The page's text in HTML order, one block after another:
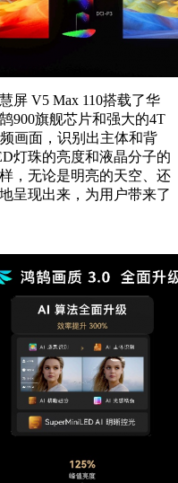
屏 V5 Max 110搭载了华
900旗舰芯片和强大的4T
画面，识别出主体和背
灯珠的亮度和液晶分子的
，无论是明亮的天空、还
呈现出来，为用户带来了